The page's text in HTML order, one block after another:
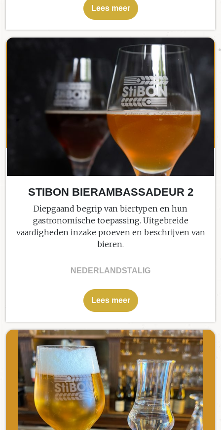
Lees meer
STIBON BIERAMBASSADEUR 2
Diepgaand begrip van biertypen en hun
gastronomische toepassing. Uitgebreide
vaardigheden inzake proeven en beschrijven van
bieren.
NEDERLANDSTALIG
Lees meer